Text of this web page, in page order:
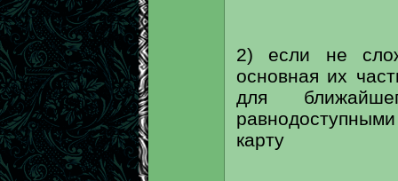
2) если не
основная их
для
карту